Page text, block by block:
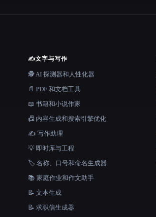
✍️文字与写作
🕵️ AI 探测器和人性化器
📄 PDF 和文档工具
📖 书籍和小说作家
📠 内容生成和搜索引擎优化
✍️ 写作助理
💡 即时库与工程
🏷️ 名称、口号和命名生成器
📚 家庭作业和作文助手
📝 文本生成
📝 求职信生成器